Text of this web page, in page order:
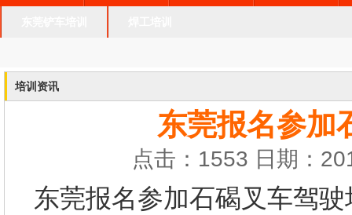
培训资讯
东莞报名参加
点击：1553 日期：
东莞报名参加石碣叉车驾